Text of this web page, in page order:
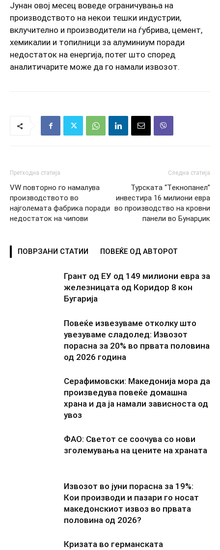
Јунан овој месец воведе ограничувања на
производството на некои тешки индустрии,
вклучително и производители на ѓубрива, цемент,
хемикалии и топилници за алуминиум поради
недостаток на енергија, потег што според
аналитичарите може да го намали извозот.
Претходна статија
VW повторно го намалува
производството во
најголемата фабрика поради
недостаток на чипови
Следна статија
Турската “Tекнопанел”
инвестира 16 милиони евра
во производство на кровни
панели во Бунарџик
ПОВРЗАНИ СТАТИИ ПОВЕЌЕ ОД АВТОРОТ
Грант од ЕУ од 149 милиони евра за
железницата од Коридор 8 кон
Бугарија
Повеќе извезуваме отколку што
увезуваме сладолед: Извозот
порасна за 20% во првата половина
од 2026 година
Серафимовски: Македонија мора да
произведува повеќе домашна
храна и да ја намали зависноста од
увоз
ФАО: Светот се соочува со нови
зголемувања на цените на храната
Извозот во јуни порасна за 19%:
Кои производи и пазари го носат
македонскиот извоз во првата
половина од 2026?
Кризата во германската